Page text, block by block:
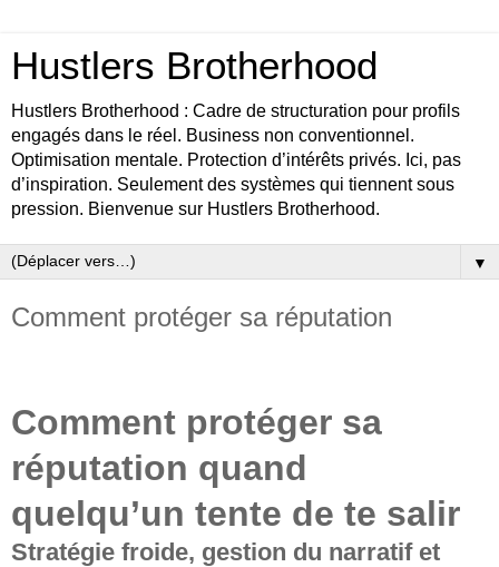
Hustlers Brotherhood
Hustlers Brotherhood : Cadre de structuration pour profils
engagés dans le réel. Business non conventionnel.
Optimisation mentale. Protection d’intérêts privés. Ici, pas
d’inspiration. Seulement des systèmes qui tiennent sous
pression. Bienvenue sur Hustlers Brotherhood.
▼
Comment protéger sa réputation
Comment protéger sa
réputation quand
quelqu’un tente de te salir
Stratégie froide, gestion du narratif et